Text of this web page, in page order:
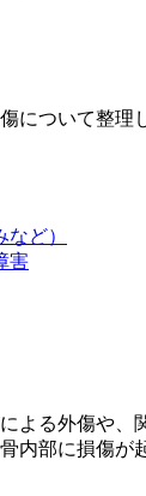
について整理
ど）
害
よる外傷や、
骨内部に損傷が